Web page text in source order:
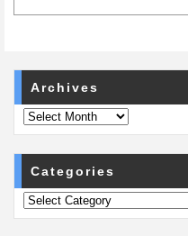
Archives
Categories